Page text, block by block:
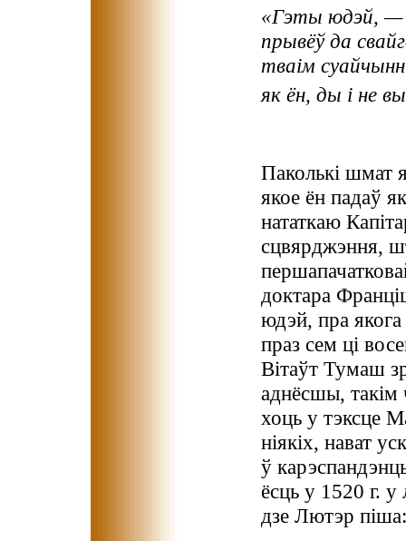
«Гэты юдэй, —
прывёў да
тваім
як ён, ды і не
Паколькі шмат
якое ён падаў
нататкаю
сцвярджэння,
доктара
юдэй, пра
праз сем ці
Вітаўт Тумаш
аднёсшы, такім
хоць у тэксце
ніякіх, нават
ў
ёсць у 1520 г. у
дзе Лютэр піша: